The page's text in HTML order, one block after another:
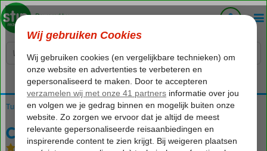
Voelt als thuiskomen...
Turkije Turkse Riviera Side Side-Centrum Can Garden Beach
Can Garden Beach
All Inclusive- Hotel